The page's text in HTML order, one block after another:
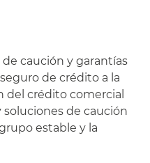
caución y garantías
de crédito a la
del crédito comercial
soluciones de caución
estable y la